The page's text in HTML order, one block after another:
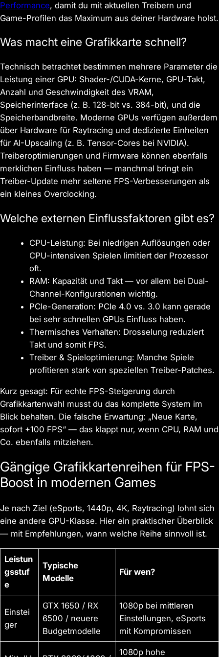
Performance, damit du mit aktuellen Treibern und
Game-Profilen das Maximum aus deiner Hardware holst.
Was macht eine Grafikkarte schnell?
Technisch betrachtet bestimmen mehrere Parameter die
Leistung einer GPU: Shader-/CUDA-Kerne, GPU-Takt,
Anzahl und Geschwindigkeit des VRAM,
Speicherinterface (z. B. 128-bit vs. 384-bit), und die
Speicherbandbreite. Moderne GPUs verfügen außerdem
über Hardware für Raytracing und dedizierte Einheiten
für AI-Upscaling (z. B. Tensor-Cores bei NVIDIA).
Treiberoptimierungen und Firmware können ebenfalls
merklichen Einfluss haben — manchmal bringt ein
Treiber-Update mehr seltene FPS-Verbesserungen als
ein kleines Overclocking.
Welche externen Einflussfaktoren gibt es?
CPU-Leistung: Bei niedrigen Auflösungen oder
CPU-intensiven Spielen limitiert der Prozessor
oft.
RAM: Kapazität und Takt — vor allem bei Dual-
Channel-Konfigurationen wichtig.
PCIe-Generation: PCIe 4.0 vs. 3.0 kann gerade
bei sehr schnellen GPUs Einfluss haben.
Thermisches Verhalten: Drosselung reduziert
Takt und somit FPS.
Treiber & Spieloptimierung: Manche Spiele
profitieren stark von speziellen Treiber-Patches.
Kurz gesagt: Für echte FPS-Steigerung durch
Grafikkartenwahl musst du das komplette System im
Blick behalten. Die falsche Erwartung: „Neue Karte,
sofort +100 FPS“ — das klappt nur, wenn CPU, RAM und
Co. ebenfalls mitziehen.
Gängige Grafikkartenreihen für FPS-
Boost in modernen Games
Je nach Ziel (eSports, 1440p, 4K, Raytracing) lohnt sich
eine andere GPU-Klasse. Hier ein praktischer Überblick
— mit Empfehlungen, wann welche Reihe sinnvoll ist.
Leistun
gsstuf
e
Typische
Modelle
Für wen?
Einstei
ger
GTX 1650 / RX
6500 / neuere
Budgetmodelle
1080p bei mittleren
Einstellungen, eSports
mit Kompromissen
1080p hohe